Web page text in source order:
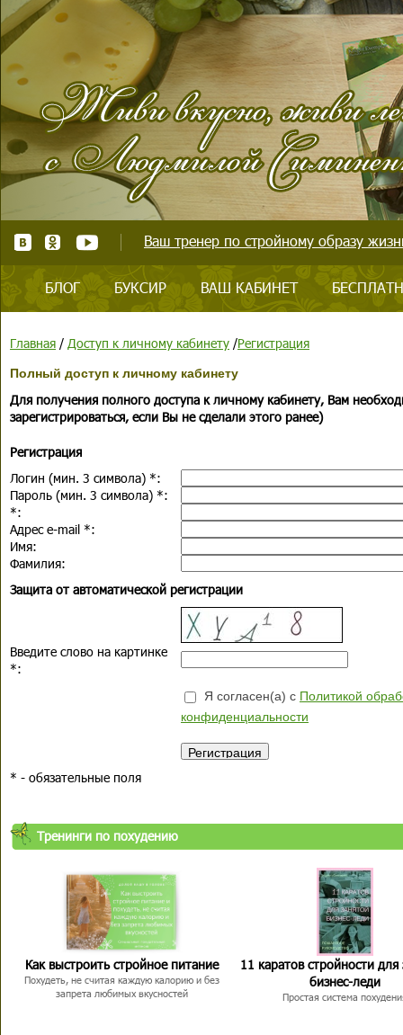
Ваш тренер по стройному образу
БЛОГ БУКСИР ВАШ КАБИНЕТ
Главная / Доступ к личному кабинету /Регистрация
Полный доступ к личному кабинету
Для получения полного доступа к личному кабинету, Вам
зарегистрироваться, если Вы не сделали этого ранее)
Регистрация
Логин (мин. 3 символа) *:
Пароль (мин. 3 символа) *:
*:
Адрес e-mail *:
Имя:
Фамилия:
Защита от автоматической регистрации
Введите слово на картинке
*:
Я согласен(а) с Политикой
конфиденциальности
* - обязательные поля
Тренинги по похудению
Как выстроить стройное питание
Похудеть, не считая каждую калорию и без
запрета любимых вкусностей
11 каратов стройности для
бизнес-леди
Простая система